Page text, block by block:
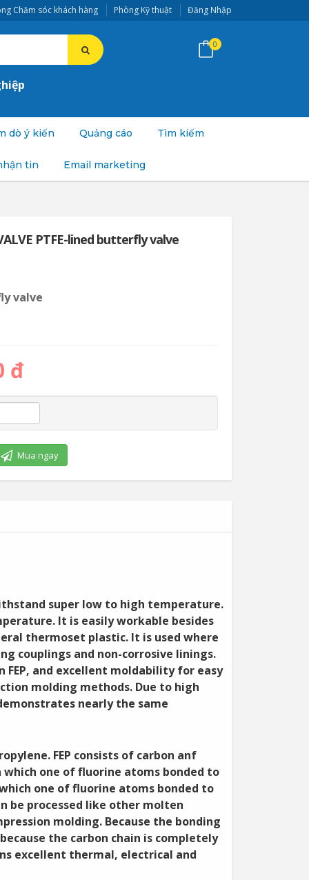
Chăm sóc khách hàng Phòng Kỹ thuật Đăng Nhập
0
dò ý kiến Quảng cáo Tìm kiếm
tin Email marketing
PTFE-lined butterfly valve
valve
đ
Mua ngay
super low to high temperature.
It is easily workable besides
thermoset plastic. It is used where
couplings and non-corrosive linings.
and excellent moldability for easy
molding methods. Due to high
nearly the same
FEP consists of carbon anf
which one of fluorine atoms bonded to
one of fluorine atoms bonded to
be processed like other molten
molding. Because the bonding
the carbon chain is completely
excellent thermal, electrical and